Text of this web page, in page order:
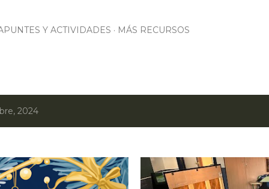
Y ACTIVIDADES MÁS RECURSOS
2024